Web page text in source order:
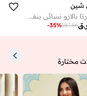
شين
طقم كورتا بالازو نسائي بنفسجي قطن % بتصميم ذاتي كامل الطول
187.86
-35%